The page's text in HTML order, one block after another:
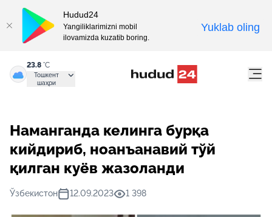
23.8 °C
Тошкент
шаҳри
Наманганда келинга бурқа
кийдириб, ноанъанавий тўй
қилган куёв жазоланди
Ўзбекистон 12.09.2023 1 398
Hudud24
Yangiliklarimizni mobil
ilovamizda kuzatib boring.
Yuklab oling